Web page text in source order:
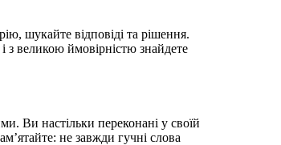
шукайте відповіді та рішення.
великою ймовірністю знайдете
Ви настільки переконані у своїй
не завжди гучні слова